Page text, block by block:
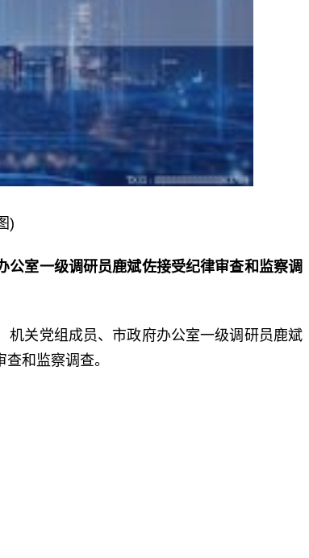
)
室一级调研员鹿斌佐接受纪律审查和监察调
机关党组成员、市政府办公室一级调研员鹿斌
和监察调查。